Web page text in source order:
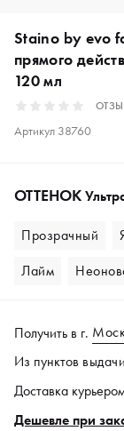
Staino by evo
прямого
120 мл
Артикул 38760
ОТТЕНОК
Прозрачный
Лайм
Получить в г.
Из пунктов выдачи
Доставка
Дешевле при